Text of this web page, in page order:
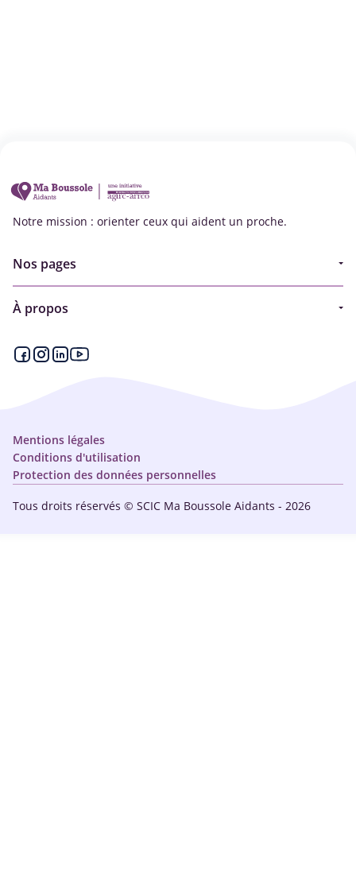
Notre mission : orienter ceux qui aident un proche.
Nos pages
Aides financières et congés
À propos
Qui sommes-nous ?
Tous droits réservés © SCIC Ma Boussole Aidants - 2026
Mentions légales
Conditions d'utilisation
Protection des données personnelles